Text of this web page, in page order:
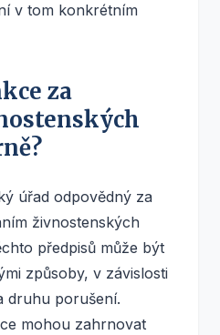
v tom konkrétním
za
úřad odpovědný za
živnostenských
předpisů může být
způsoby, v závislosti
druhu porušení.
mohou zahrnovat